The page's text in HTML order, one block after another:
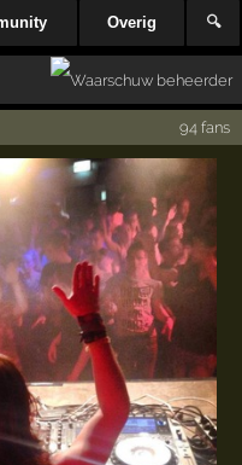
Overig 🔍
94 fans